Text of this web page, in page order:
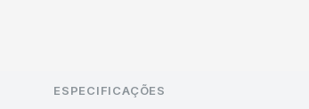
ESPECIFICAÇÕES